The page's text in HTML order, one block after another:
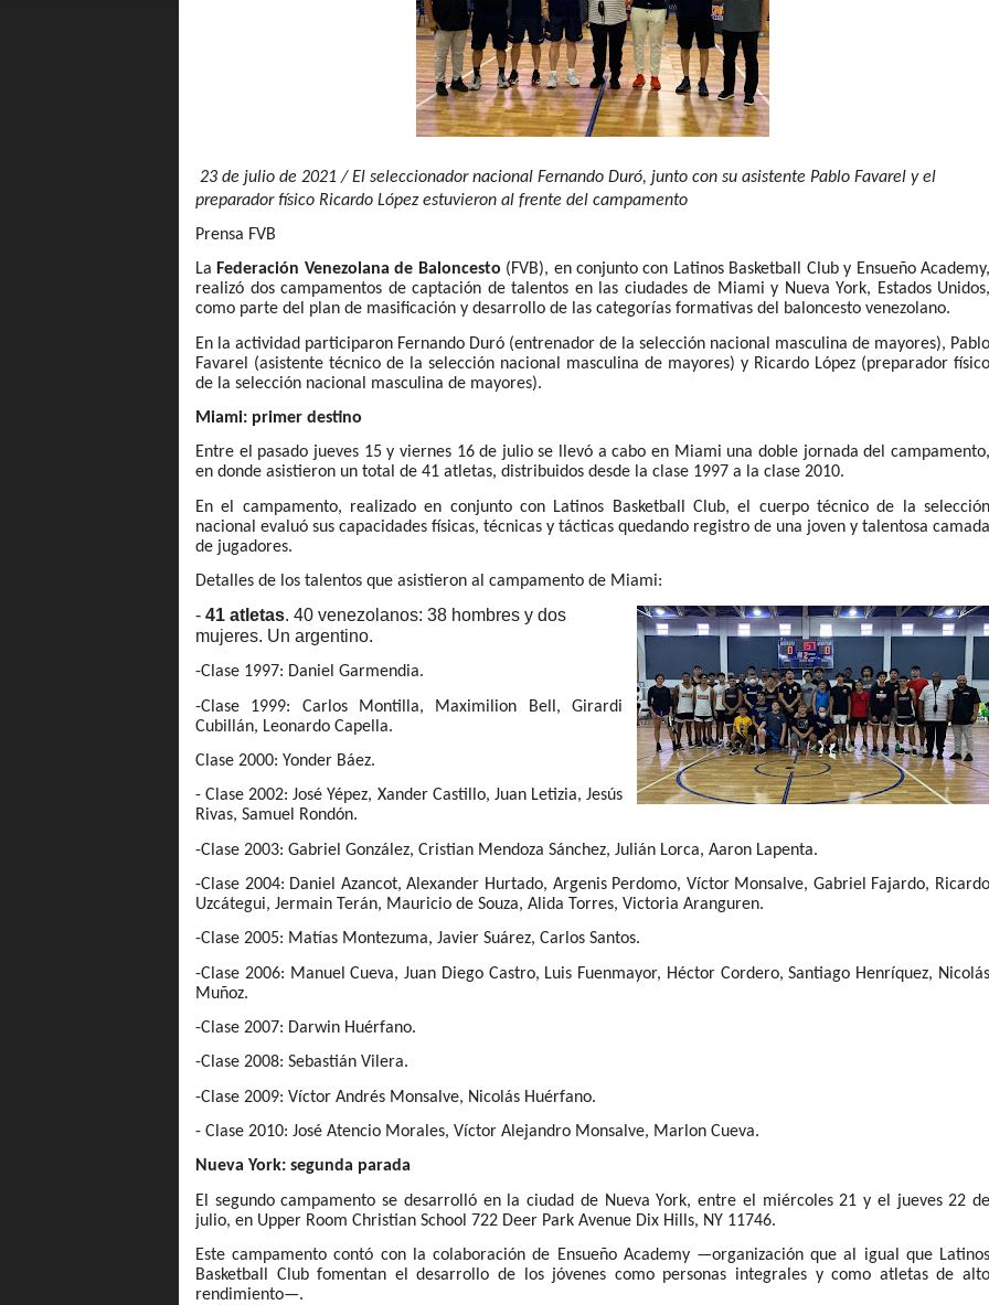
23 de julio de 2021 / El seleccionador nacional Fernando Duró, junto con su asistente Pablo Favarel y el
preparador físico Ricardo López estuvieron al frente del campamento
Prensa FVB
LaFederación Venezolana de Baloncesto (FVB), en conjunto con Latinos Basketball Club y Ensueño Academy,
realizó dos campamentos de captación de talentos en las ciudades de Miami y Nueva York, Estados Unidos,
como parte del plan de masificación y desarrollo de las categorías formativas del baloncesto venezolano.
En la actividad participaron Fernando Duró (entrenador de la selección nacional masculina de mayores), Pablo
Favarel (asistente técnico de la selección nacional masculina de mayores) y Ricardo López (preparador físico
de la selección nacional masculina de mayores).
Miami: primer destino
Entre el pasado jueves 15 y viernes 16 de julio se llevó a cabo en Miami una doble jornada del campamento,
en donde asistieron un total de 41 atletas, distribuidos desde la clase 1997 a la clase 2010.
En el campamento, realizado en conjunto con Latinos Basketball Club, el cuerpo técnico de la selección
nacional evaluó sus capacidades físicas, técnicas y tácticas quedando registro de una joven y talentosa camada
de jugadores.
Detalles de los talentos que asistieron al campamento de Miami:
- 41 atletas. 40 venezolanos: 38 hombres y dos
mujeres. Un argentino.
-Clase 1997: Daniel Garmendia.
-Clase 1999: Carlos Montilla, Maximilion Bell, Girardi
Cubillán, Leonardo Capella.
Clase 2000: Yonder Báez.
- Clase 2002: José Yépez, Xander Castillo, Juan Letizia, Jesús
Rivas, Samuel Rondón.
-Clase 2003: Gabriel González, Cristian Mendoza Sánchez, Julián Lorca, Aaron Lapenta.
-Clase 2004: Daniel Azancot, Alexander Hurtado, Argenis Perdomo, Víctor Monsalve, Gabriel Fajardo, Ricardo
Uzcátegui, Jermain Terán, Mauricio de Souza, Alida Torres, Victoria Aranguren.
-Clase 2005: Matías Montezuma, Javier Suárez, Carlos Santos.
-Clase 2006: Manuel Cueva, Juan Diego Castro, Luis Fuenmayor, Héctor Cordero, Santiago Henríquez, Nicolás
Muñoz.
-Clase 2007: Darwin Huérfano.
-Clase 2008: Sebastián Vilera.
-Clase 2009: Víctor Andrés Monsalve, Nicolás Huérfano.
- Clase 2010: José Atencio Morales, Víctor Alejandro Monsalve, Marlon Cueva.
Nueva York: segunda parada
El segundo campamento se desarrolló en la ciudad de Nueva York, entre el miércoles 21 y el jueves 22 de
julio, en Upper Room Christian School 722 Deer Park Avenue Dix Hills, NY 11746.
Este campamento contó con la colaboración de Ensueño Academy —organización que al igual que Latinos
Basketball Club fomentan el desarrollo de los jóvenes como personas integrales y como atletas de alto
rendimiento—.